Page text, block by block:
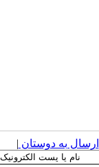
به دوستان|